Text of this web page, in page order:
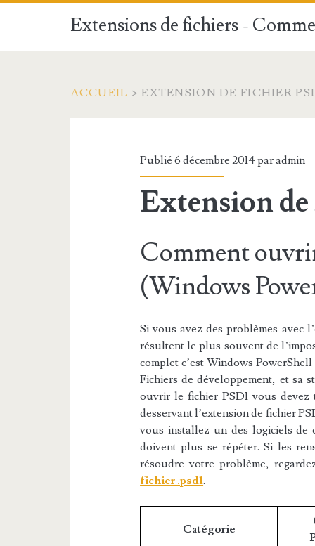
Extensions de fichiers -
ACCUEIL > EXTENSION DE FICHIER
Publié 6 décembre 2014 paradmin
Extension
Comment
(Windows
Si vous avez des problèmes avec
résultent le plus souvent de
complet c’est Windows
Fichiers de développement, et sa
ouvrir le fichier PSD1 vous devez
desservant l’extension de fichier
vous installez un des logiciels de
doivent plus se répéter. Si les
résoudre votre problème,
fichier .psd1.
Catégorie